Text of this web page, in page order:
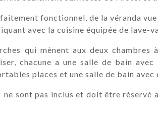
fonctionnel, de la véranda
avec la cuisine équipée de lave-
qui mènent aux deux
chacune a une salle de bain
places et une salle de bain avec
ne sont pas inclus et doit être réservé